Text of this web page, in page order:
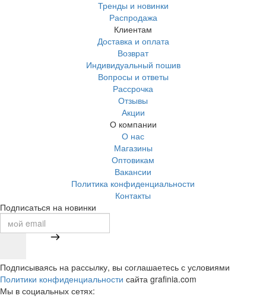
Тренды и новинки
Распродажа
Клиентам
Доставка и оплата
Возврат
Индивидуальный пошив
Вопросы и ответы
Рассрочка
Отзывы
Акции
О компании
О нас
Магазины
Оптовикам
Вакансии
Политика конфиденциальности
Контакты
Подписаться на новинки
Подписываясь на рассылку, вы соглашаетесь с условиями
Политики конфиденциальности сайта grafinia.com
Мы в социальных сетях: